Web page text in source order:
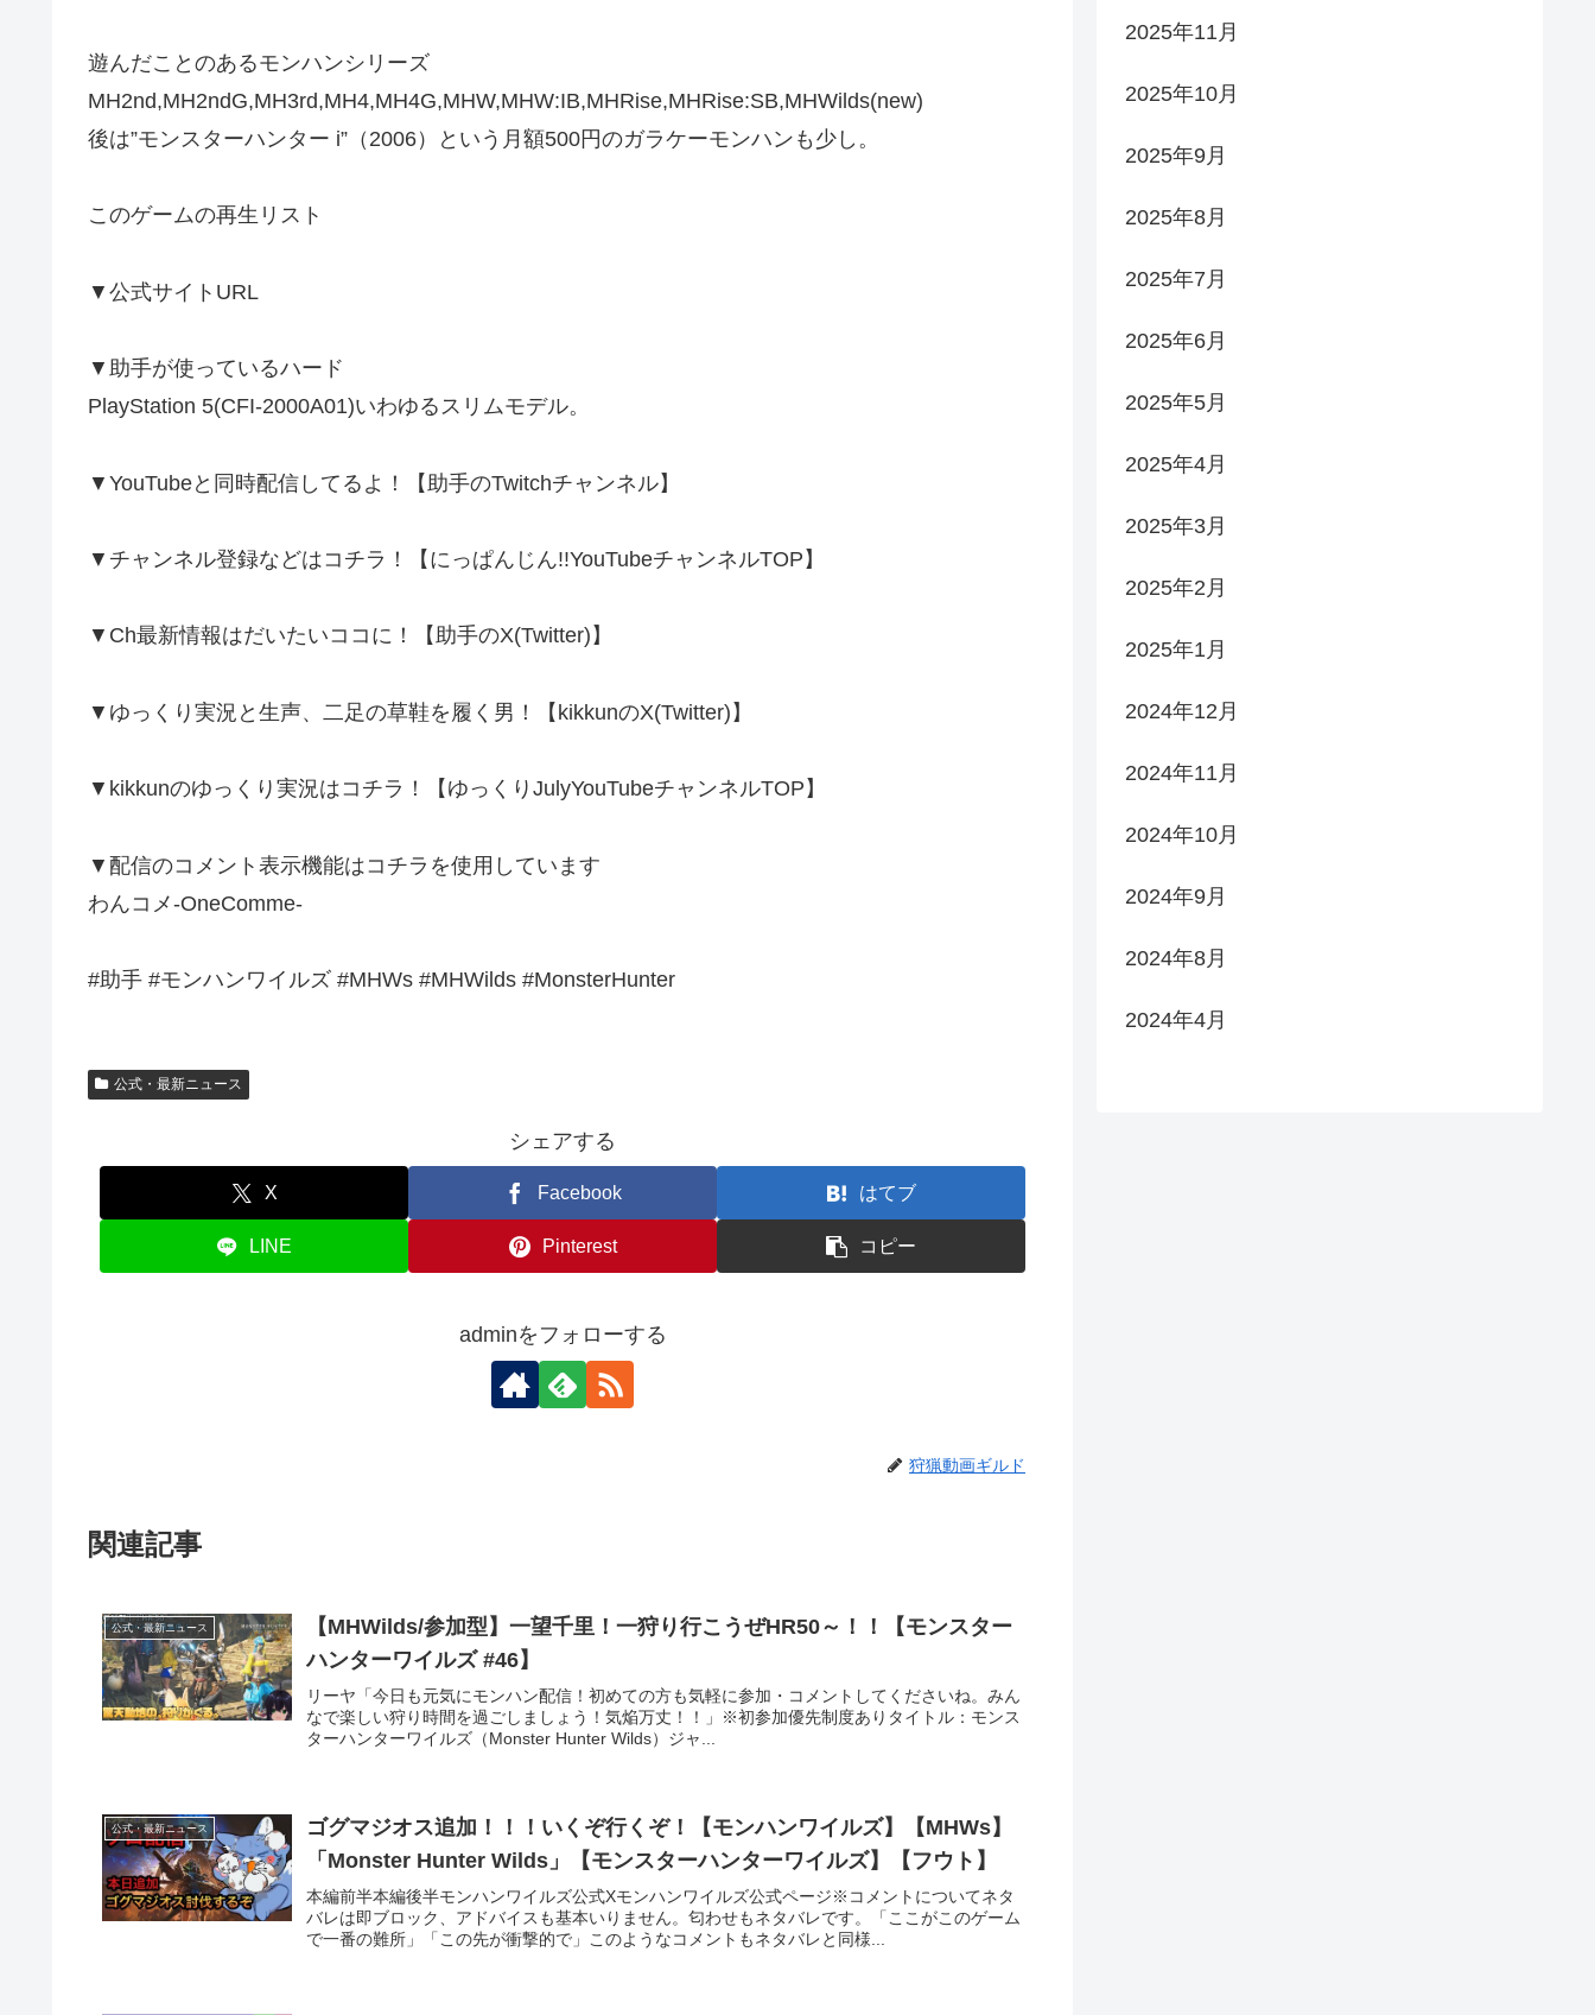
遊んだことのあるモンハンシリーズ
MH2nd,MH2ndG,MH3rd,MH4,MH4G,MHW,MHW:IB,MHRise,MHRise:SB,MHWilds(new)
後は”モンスターハンター i”（2006）という月額500円のガラケーモンハンも少し。
このゲームの再生リスト
▼公式サイトURL
▼助手が使っているハード
PlayStation 5(CFI-2000A01)いわゆるスリムモデル。
▼YouTubeと同時配信してるよ！【助手のTwitchチャンネル】
▼チャンネル登録などはコチラ！【にっぱんじん!!YouTubeチャンネルTOP】
▼Ch最新情報はだいたいココに！【助手のX(Twitter)】
▼ゆっくり実況と生声、二足の草鞋を履く男！【kikkunのX(Twitter)】
▼kikkunのゆっくり実況はコチラ！【ゆっくりJulyYouTubeチャンネルTOP】
▼配信のコメント表示機能はコチラを使用しています
わんコメ-OneComme-
#助手 #モンハンワイルズ #MHWs #MHWilds #MonsterHunter
公式・最新ニュース
シェアする
X Facebook はてブ
LINE Pinterest コピー
adminをフォローする
狩猟動画ギルド
関連記事
公式・最新ニュース
【MHWilds/参加型】一望千里！一狩り行こうぜHR50～！！【モンスター
ハンターワイルズ #46】
リーヤ「今日も元気にモンハン配信！初めての方も気軽に参加・コメントしてくださいね。みん
なで楽しい狩り時間を過ごしましょう！気焔万丈！！」※初参加優先制度ありタイトル：モンス
ターハンターワイルズ（Monster Hunter Wilds）ジャ...
公式・最新ニュース
ゴグマジオス追加！！！いくぞ行くぞ！【モンハンワイルズ】【MHWs】
「Monster Hunter Wilds」【モンスターハンターワイルズ】【フウト】
本編前半本編後半モンハンワイルズ公式Xモンハンワイルズ公式ページ※コメントについてネタ
バレは即ブロック、アドバイスも基本いりません。匂わせもネタバレです。「ここがこのゲーム
で一番の難所」「この先が衝撃的で」このようなコメントもネタバレと同様...
2025年11月
2025年10月
2025年9月
2025年8月
2025年7月
2025年6月
2025年5月
2025年4月
2025年3月
2025年2月
2025年1月
2024年12月
2024年11月
2024年10月
2024年9月
2024年8月
2024年4月